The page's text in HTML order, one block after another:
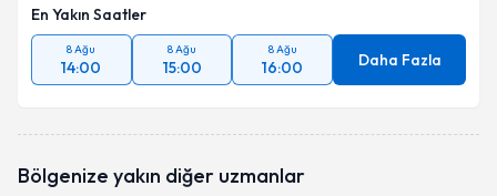
En Yakın Saatler
8 Ağu
14:00
8 Ağu
15:00
8 Ağu
16:00 Daha Fazla
Bölgenize yakın diğer uzmanlar